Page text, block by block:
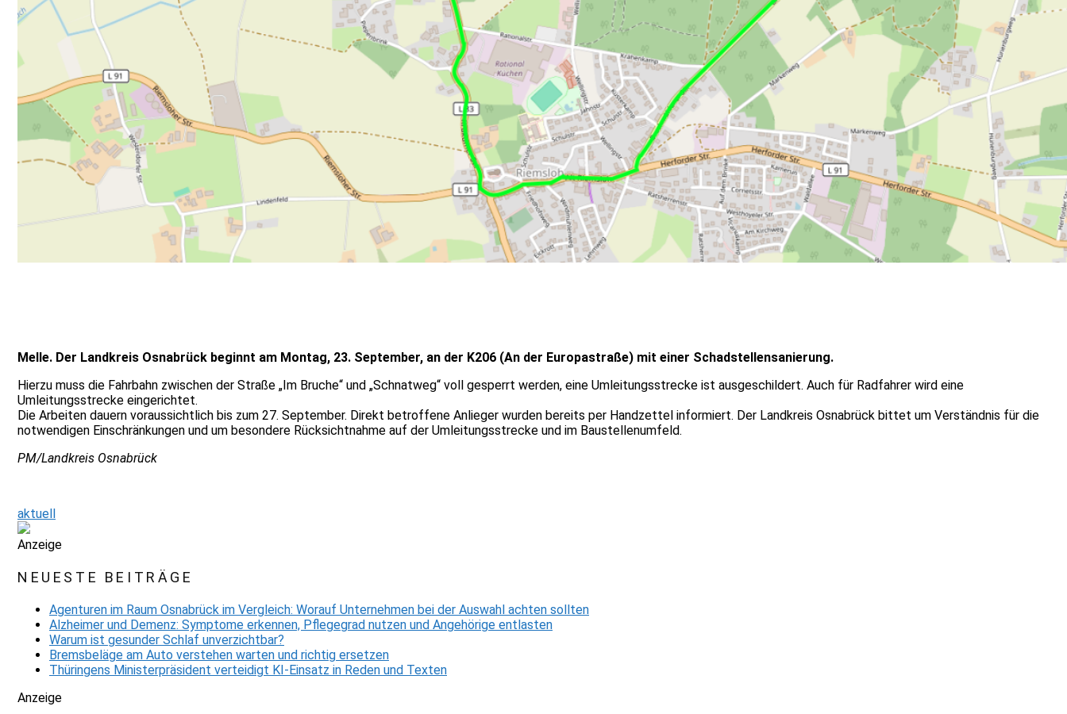
Melle. Der Landkreis Osnabrück beginnt am Montag, 23. September, an der K206 (An der Europastraße) mit einer Schadstellensanierung.
Hierzu muss die Fahrbahn zwischen der Straße „Im Bruche“ und „Schnatweg“ voll gesperrt werden, eine Umleitungsstrecke ist ausgeschildert. Auch für Radfahrer wird eine
Umleitungsstrecke eingerichtet.
Die Arbeiten dauern voraussichtlich bis zum 27. September. Direkt betroffene Anlieger wurden bereits per Handzettel informiert. Der Landkreis Osnabrück bittet um Verständnis für die
notwendigen Einschränkungen und um besondere Rücksichtnahme auf der Umleitungsstrecke und im Baustellenumfeld.
PM/Landkreis Osnabrück
aktuell
Anzeige
NEUESTE BEITRÄGE
Agenturen im Raum Osnabrück im Vergleich: Worauf Unternehmen bei der Auswahl achten sollten
Alzheimer und Demenz: Symptome erkennen, Pflegegrad nutzen und Angehörige entlasten
Warum ist gesunder Schlaf unverzichtbar?
Bremsbeläge am Auto verstehen warten und richtig ersetzen
Thüringens Ministerpräsident verteidigt KI-Einsatz in Reden und Texten
Anzeige